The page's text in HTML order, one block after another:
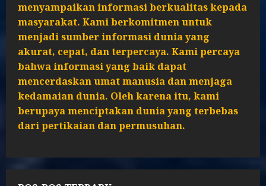
menyampaikan informasi berkualitas kepada
masyarakat. Kami berkomitmen untuk
menjadi sumber informasi dunia yang
akurat, cepat, dan terpercaya. Kami percaya
bahwa informasi yang baik dapat
mencerdaskan umat manusia dan menjaga
kedamaian dunia. Oleh karena itu, kami
berupaya menciptakan dunia yang terbebas
dari pertikaian dan permusuhan.